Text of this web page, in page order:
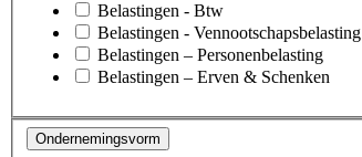
Belastingen - Btw
Belastingen - Vennootschapsbelasting
Belastingen – Personenbelasting
Belastingen – Erven & Schenken
Ondernemingsvorm